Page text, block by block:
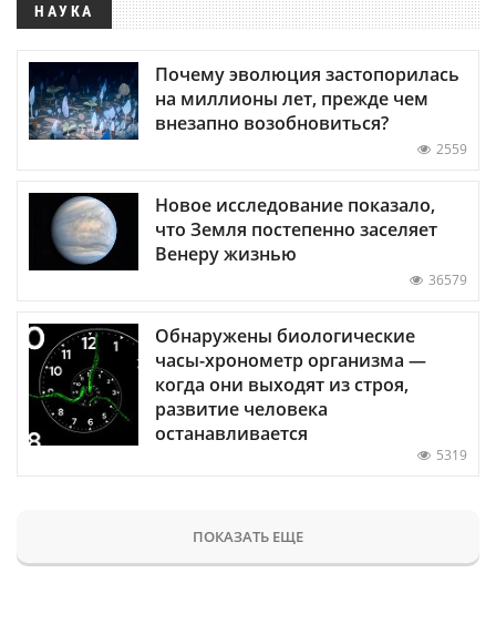
НАУКА
Почему эволюция застопорилась
на миллионы лет, прежде чем
внезапно возобновиться?
2559
Новое исследование показало,
что Земля постепенно заселяет
Венеру жизнью
36579
Обнаружены биологические
часы-хронометр организма —
когда они выходят из строя,
развитие человека
останавливается
5319
ПОКАЗАТЬ ЕЩЕ